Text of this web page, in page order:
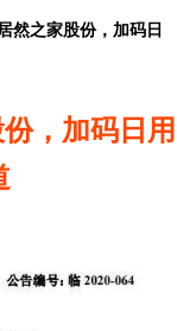
然之家股份，加码日
，加码日用